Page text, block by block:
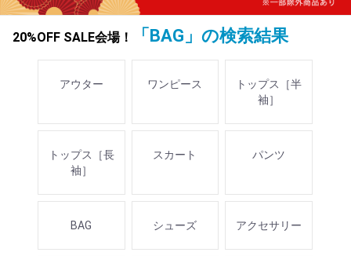
20%OFF SALE会場！ 「BAG」の検索結果
アウター ワンピース
トップス［半
袖］
トップス［長
袖］
スカート パンツ
BAG シューズ アクセサリー